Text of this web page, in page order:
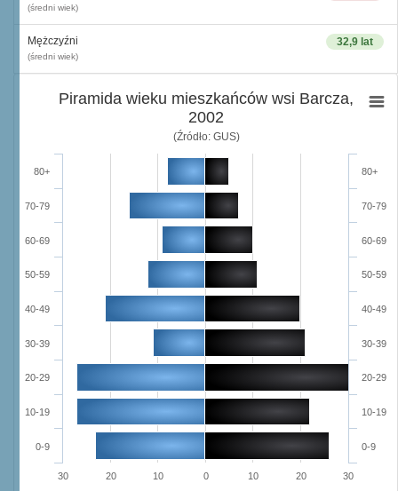
(średni wiek)
32,9 lat
Mężczyźni
(średni wiek)
Piramida wieku mieszkańców wsi Barcza,
2002
(Źródło: GUS)
0-9
10-19
20-29
30-39
40-49
50-59
60-69
70-79
80+
0-9
10-19
20-29
30-39
40-49
50-59
60-69
70-79
80+
30 20 10 0 10 20 30